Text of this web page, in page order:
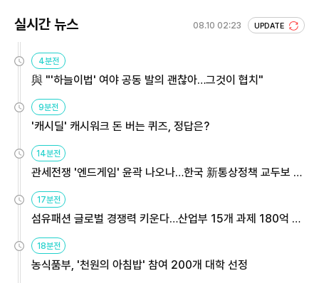
실시간 뉴스 08.10 02:23 UPDATE
4분전
與 "'하늘이법' 여야 공동 발의 괜찮아…그것이 협치"
9분전
'캐시딜' 캐시워크 돈 버는 퀴즈, 정답은?
14분전
관세전쟁 '엔드게임' 윤곽 나오나…한국 新통상정책 교두보 활
용해야
17분전
섬유패션 글로벌 경쟁력 키운다…산업부 15개 과제 180억 지
원
18분전
농식품부, '천원의 아침밥' 참여 200개 대학 선정